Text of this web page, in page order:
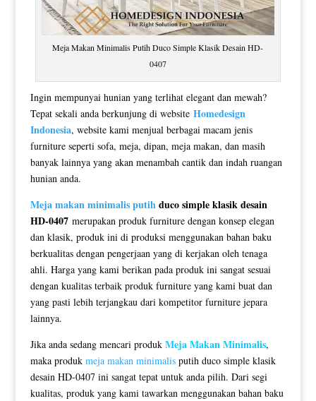
Meja Makan Minimalis Putih Duco Simple Klasik Desain HD-
0407
Ingin mempunyai hunian yang terlihat elegant dan mewah?
Tepat sekali anda berkunjung di website Homedesign
Indonesia, website kami menjual berbagai macam jenis
furniture seperti sofa, meja, dipan, meja makan, dan masih
banyak lainnya yang akan menambah cantik dan indah ruangan
hunian anda.
Meja makan minimalis putihduco simple klasik desain
HD-0407merupakan produk furniture dengan konsep elegan
dan klasik, produk ini di produksi menggunakan bahan baku
berkualitas dengan pengerjaan yang di kerjakan oleh tenaga
ahli. Harga yang kami berikan pada produk ini sangat sesuai
dengan kualitas terbaik produk furniture yang kami buat dan
yang pasti lebih terjangkau dari kompetitor furniture jepara
lainnya.
Jika anda sedang mencari produk Meja Makan Minimalis,
maka produk meja makan minimalisputih duco simple klasik
desain HD-0407 ini sangat tepat untuk anda pilih. Dari segi
kualitas, produk yang kami tawarkan menggunakan bahan baku